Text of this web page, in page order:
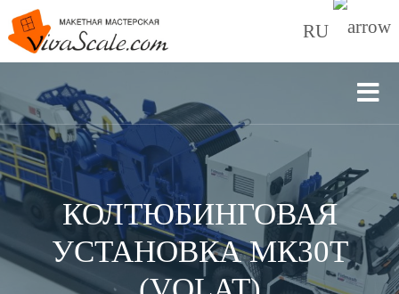
RU
КОЛТЮБИНГОВАЯ
УСТАНОВКА МК30Т